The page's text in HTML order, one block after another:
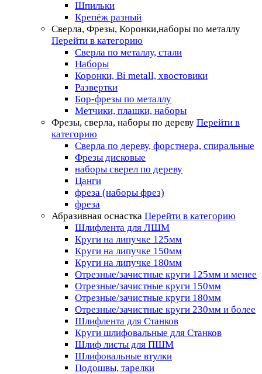
Шпильки
Крепёж разный
Сверла, Фрезы, Коронки,наборы по металлу
Перейти в категорию
Сверла по металлу, стали
Наборы
Коронки, Bi metall, хвостовики
Развертки
Бор-фрезы по металлу
Метчики, плашки, наборы
Фрезы, сверла, наборы по дереву Перейти в
категорию
Сверла по дереву, форстнера, спиральные
Фрезы дисковые
наборы сверел по дереву
Цанги
фреза (наборы фрез)
фреза
Абразивная оснастка Перейти в категорию
Шлифлента для ЛШМ
Круги на липучке 125мм
Круги на липучке 150мм
Круги на липучке 180мм
Отрезные/зачистные круги 125мм и менее
Отрезные/зачистные круги 150мм
Отрезные/зачистные круги 180мм
Отрезные/зачистные круги 230мм и более
Шлифлента для Станков
Круги шлифовальные для Станков
Шлиф листы для ПШМ
Шлифовальные втулки
Подошвы, тарелки